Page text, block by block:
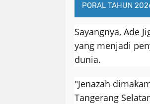
PORAL TAHUN
Sayangnya, Ade
yang menjadi
dunia.
"Jenazah
Tangerang